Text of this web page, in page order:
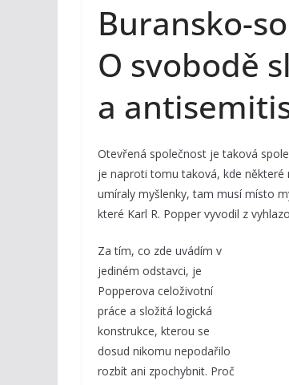
Buransko-
O svobodě
a
Otevřená společnost je taková
je naproti tomu taková, kde některé
umíraly myšlenky, tam musí místo
které Karl R. Popper vyvodil z
Za tím, co zde uvádím v
jediném odstavci, je
Popperova celoživotní
práce a složitá logická
konstrukce, kterou se
dosud nikomu nepodařilo
rozbít ani zpochybnit. Proč